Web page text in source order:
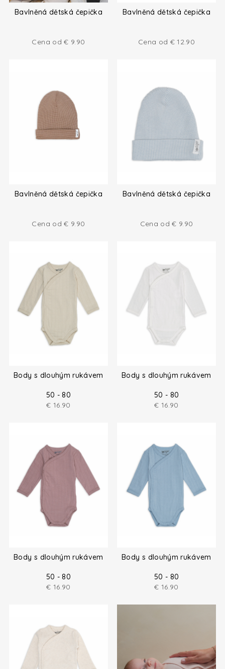
Bavlněná dětská čepička
Cena od€ 9.90
Bavlněná dětská čepička
Cena od € 12.90
Bavlněná dětská čepička
Cena od€ 9.90
Bavlněná dětská čepička
Cena od€ 9.90
Body s dlouhým rukávem
50 - 80
€ 16.90
Body s dlouhým rukávem
50 - 80
€ 16.90
Body s dlouhým rukávem
50 - 80
€ 16.90
Body s dlouhým rukávem
50 - 80
€ 16.90